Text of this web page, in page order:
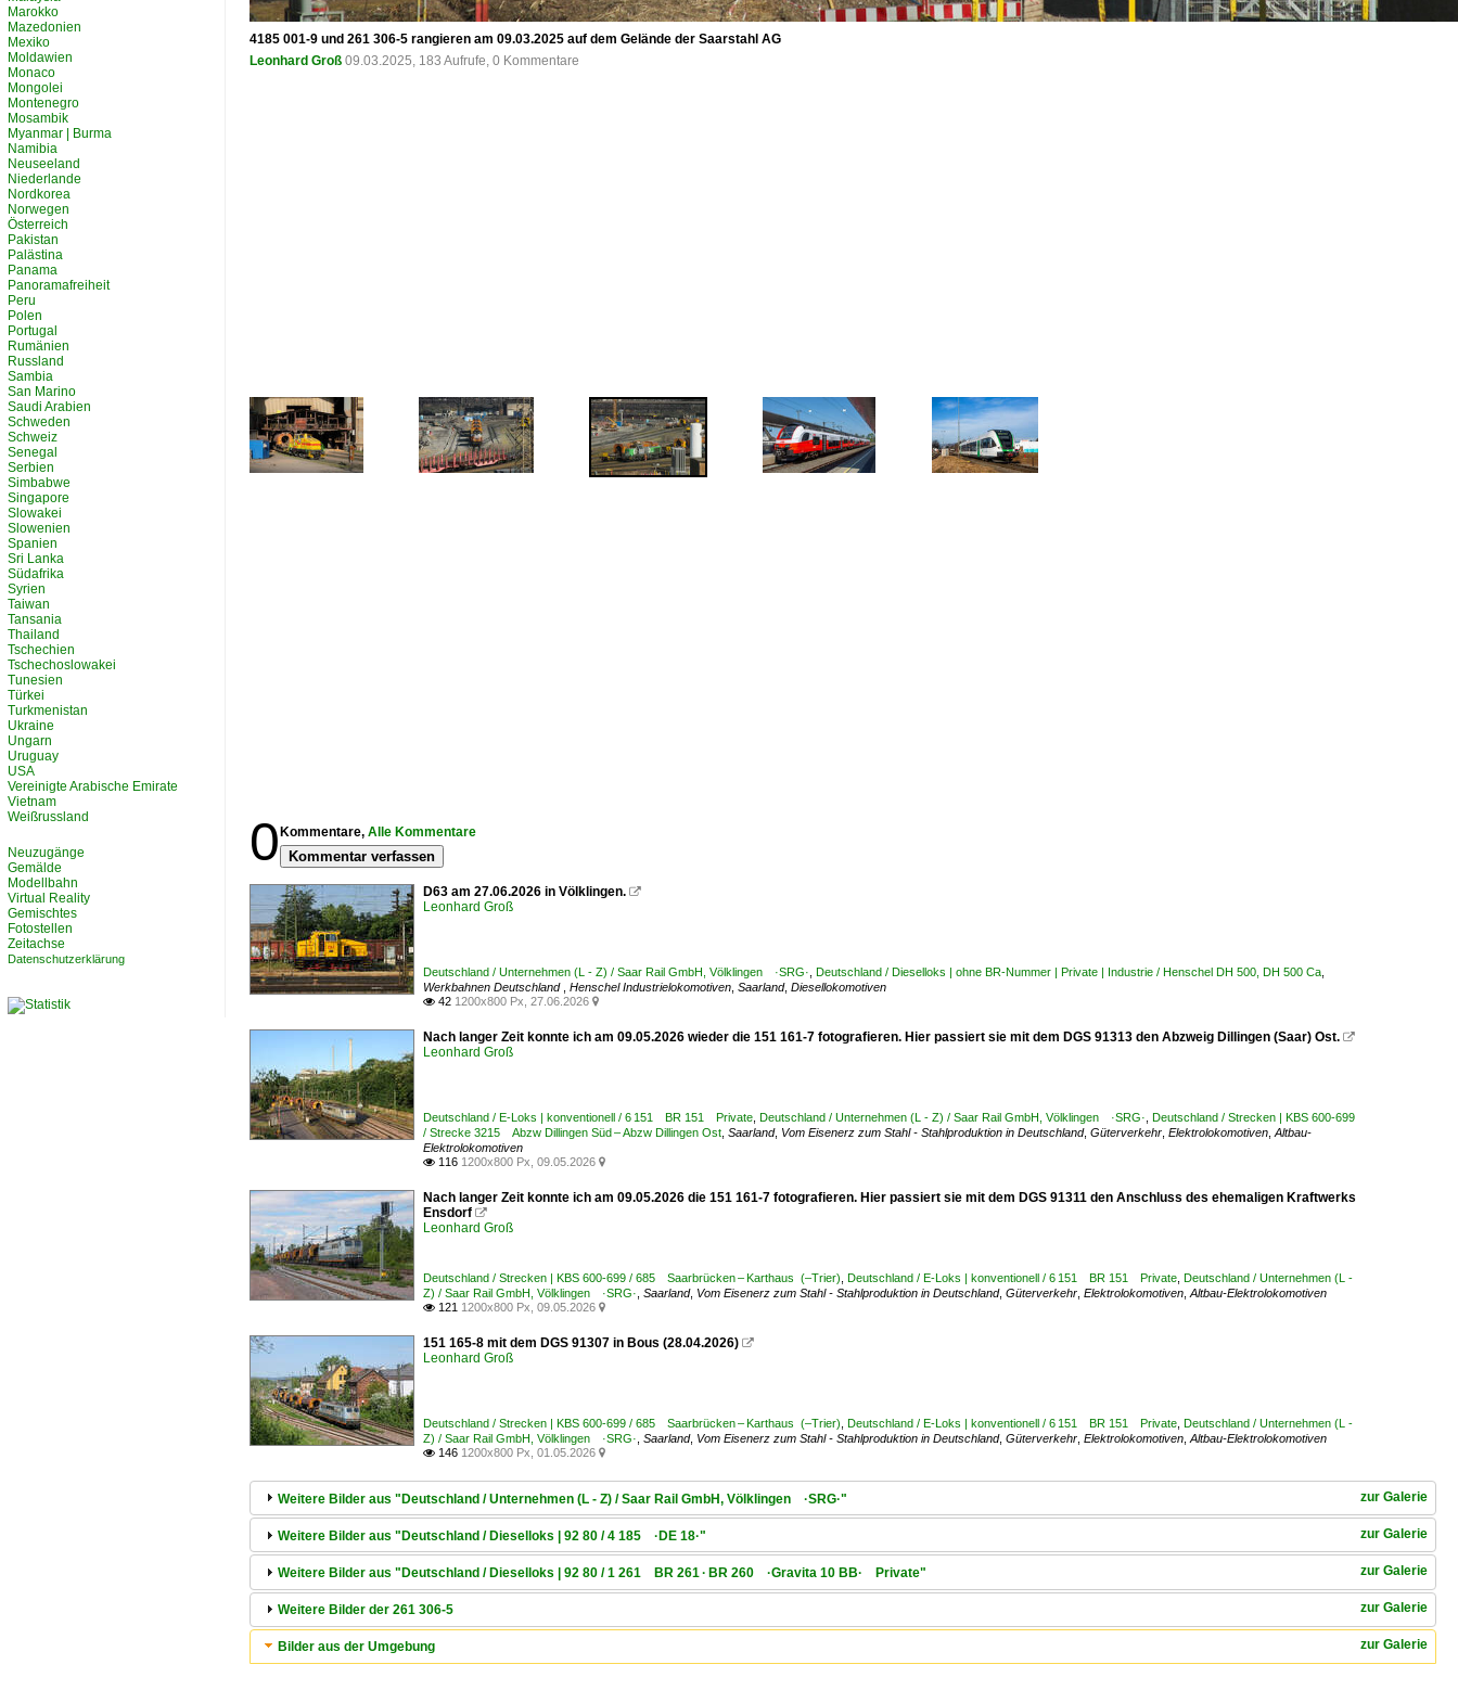
4185 001-9 und 261 306-5 rangieren am 09.03.2025 auf dem Gelände der Saarstahl AG
Leonhard Groß 09.03.2025, 183 Aufrufe, 0 Kommentare
0 Kommentare, Alle Kommentare
Kommentar verfassen
D63 am 27.06.2026 in Völklingen. 
Leonhard Groß
Deutschland / Unternehmen (L - Z) / Saar Rail GmbH, Völklingen ·SRG· Deutschland / Dieselloks | ohne BR-Nummer | Private | Industrie / Henschel DH 500, DH 500 Ca
Werkbahnen Deutschland
Henschel Industrielokomotiven Saarland, Diesellokomotiven
 42 1200x800 Px, 27.06.2026 
Nach langer Zeit konnte ich am 09.05.2026 wieder die 151 161-7 fotografieren. Hier passiert sie mit dem DGS 91313 den Abzweig Dillingen (Saar) Ost. 
Leonhard Groß
Deutschland / E-Loks | konventionell / 6 151 BR 151 Private Deutschland / Unternehmen (L - Z) / Saar Rail GmbH, Völklingen ·SRG· Deutschland / Strecken | KBS 600-699
/ Strecke 3215 Abzw Dillingen Süd – Abzw Dillingen Ost Saarland, Vom Eisenerz zum Stahl - Stahlproduktion in Deutschland, Güterverkehr Elektrolokomotiven Altbau-
Elektrolokomotiven
 116 1200x800 Px, 09.05.2026 
Nach langer Zeit konnte ich am 09.05.2026 die 151 161-7 fotografieren. Hier passiert sie mit dem DGS 91311 den Anschluss des ehemaligen Kraftwerks
Ensdorf 
Leonhard Groß
Deutschland / Strecken | KBS 600-699 / 685 Saarbrücken – Karthaus (–Trier) Deutschland / E-Loks | konventionell / 6 151 BR 151 Private Deutschland / Unternehmen (L -
Z) / Saar Rail GmbH, Völklingen ·SRG· Saarland, Vom Eisenerz zum Stahl - Stahlproduktion in Deutschland, Güterverkehr Elektrolokomotiven Altbau-Elektrolokomotiven
 121 1200x800 Px, 09.05.2026 
151 165-8 mit dem DGS 91307 in Bous (28.04.2026) 
Leonhard Groß
Deutschland / Strecken | KBS 600-699 / 685 Saarbrücken – Karthaus (–Trier) Deutschland / E-Loks | konventionell / 6 151 BR 151 Private Deutschland / Unternehmen (L -
Z) / Saar Rail GmbH, Völklingen ·SRG· Saarland, Vom Eisenerz zum Stahl - Stahlproduktion in Deutschland, Güterverkehr Elektrolokomotiven Altbau-Elektrolokomotiven
 146 1200x800 Px, 01.05.2026 
zur Galerie
Weitere Bilder aus "Deutschland / Unternehmen (L - Z) / Saar Rail GmbH, Völklingen ·SRG·"
zur Galerie
Weitere Bilder aus "Deutschland / Dieselloks | 92 80 / 4 185 ·DE 18·"
zur Galerie
Weitere Bilder aus "Deutschland / Dieselloks | 92 80 / 1 261 BR 261 · BR 260 ·Gravita 10 BB· Private"
zur Galerie
Weitere Bilder der 261 306-5
zur Galerie
Bilder aus der Umgebung
Marokko
Mazedonien
Mexiko
Moldawien
Monaco
Mongolei
Montenegro
Mosambik
Myanmar | Burma
Namibia
Neuseeland
Niederlande
Nordkorea
Norwegen
Österreich
Pakistan
Palästina
Panama
Panoramafreiheit
Peru
Polen
Portugal
Rumänien
Russland
Sambia
San Marino
Saudi Arabien
Schweden
Schweiz
Senegal
Serbien
Simbabwe
Singapore
Slowakei
Slowenien
Spanien
Sri Lanka
Südafrika
Syrien
Taiwan
Tansania
Thailand
Tschechien
Tschechoslowakei
Tunesien
Türkei
Turkmenistan
Ukraine
Ungarn
Uruguay
USA
Vereinigte Arabische Emirate
Vietnam
Weißrussland
Neuzugänge
Gemälde
Modellbahn
Virtual Reality
Gemischtes
Fotostellen
Zeitachse
Datenschutzerklärung